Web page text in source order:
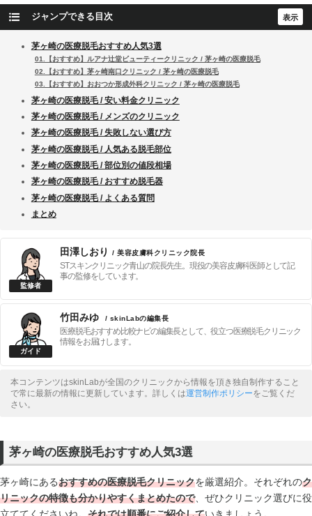
ジャンプできる目次
茅ヶ崎の医療脱毛おすすめ人気3選
01.【おすすめ】ルアナ辻堂ビューティークリニック / 茅ヶ崎の医療脱毛
02.【おすすめ】茅ヶ崎南口クリニック / 茅ヶ崎の医療脱毛
03.【おすすめ】おおつか形成外科クリニック / 茅ヶ崎の医療脱毛
茅ヶ崎の医療脱毛 / 安い料金クリニック
茅ヶ崎の医療脱毛 / メンズのクリニック
茅ヶ崎の医療脱毛 / 失敗しない選び方
茅ヶ崎の医療脱毛 / 人気ある脱毛部位
茅ヶ崎の医療脱毛 / 部位別の値段相場
茅ヶ崎の医療脱毛 / おすすめ脱毛器
茅ヶ崎の医療脱毛 / よくある質問
まとめ
田澤しおり / 美容皮膚科クリニック院長
STスキンクリニック青山の院長先生。現役の美容皮膚科医師として記
事の監修をしています。
竹田みゆ / skinLabの編集長
医療脱毛おすすめ比較ナビの編集長として、役立つ医療脱毛クリニック
情報をお届けします。
本コンテンツはskinLabが全国のクリニックから情報を頂き独自制作すること
で常に最新の情報に更新しています。詳しくは運営制作ポリシーをご覧くだ
さい。
茅ヶ崎の医療脱毛おすすめ人気3選
茅ヶ崎にあるおすすめの医療脱毛クリニックを厳選紹介。それぞれのク
リニックの特徴も分かりやすくまとめたので、ぜひクリニック選びに役
立ててくださいね。 それでは順番にご紹介していきましょう。